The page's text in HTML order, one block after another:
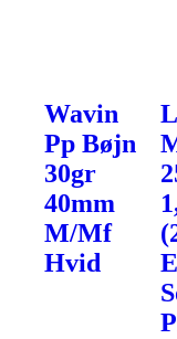
Wavin
Pp Bøjn
30gr
40mm
M/Mf
Hvid